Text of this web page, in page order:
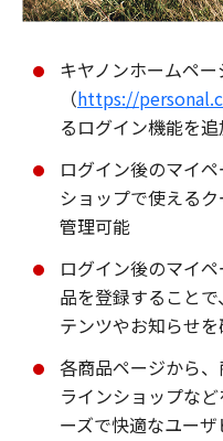
キヤノンホームペ
（https://
るログイン機能を追
ログイン後のマイ
ショップで使える
管理可能
ログイン後のマイ
品を登録すること
テンツやお知らせ
各商品ページから
ラインショップな
ーズで快適なユー